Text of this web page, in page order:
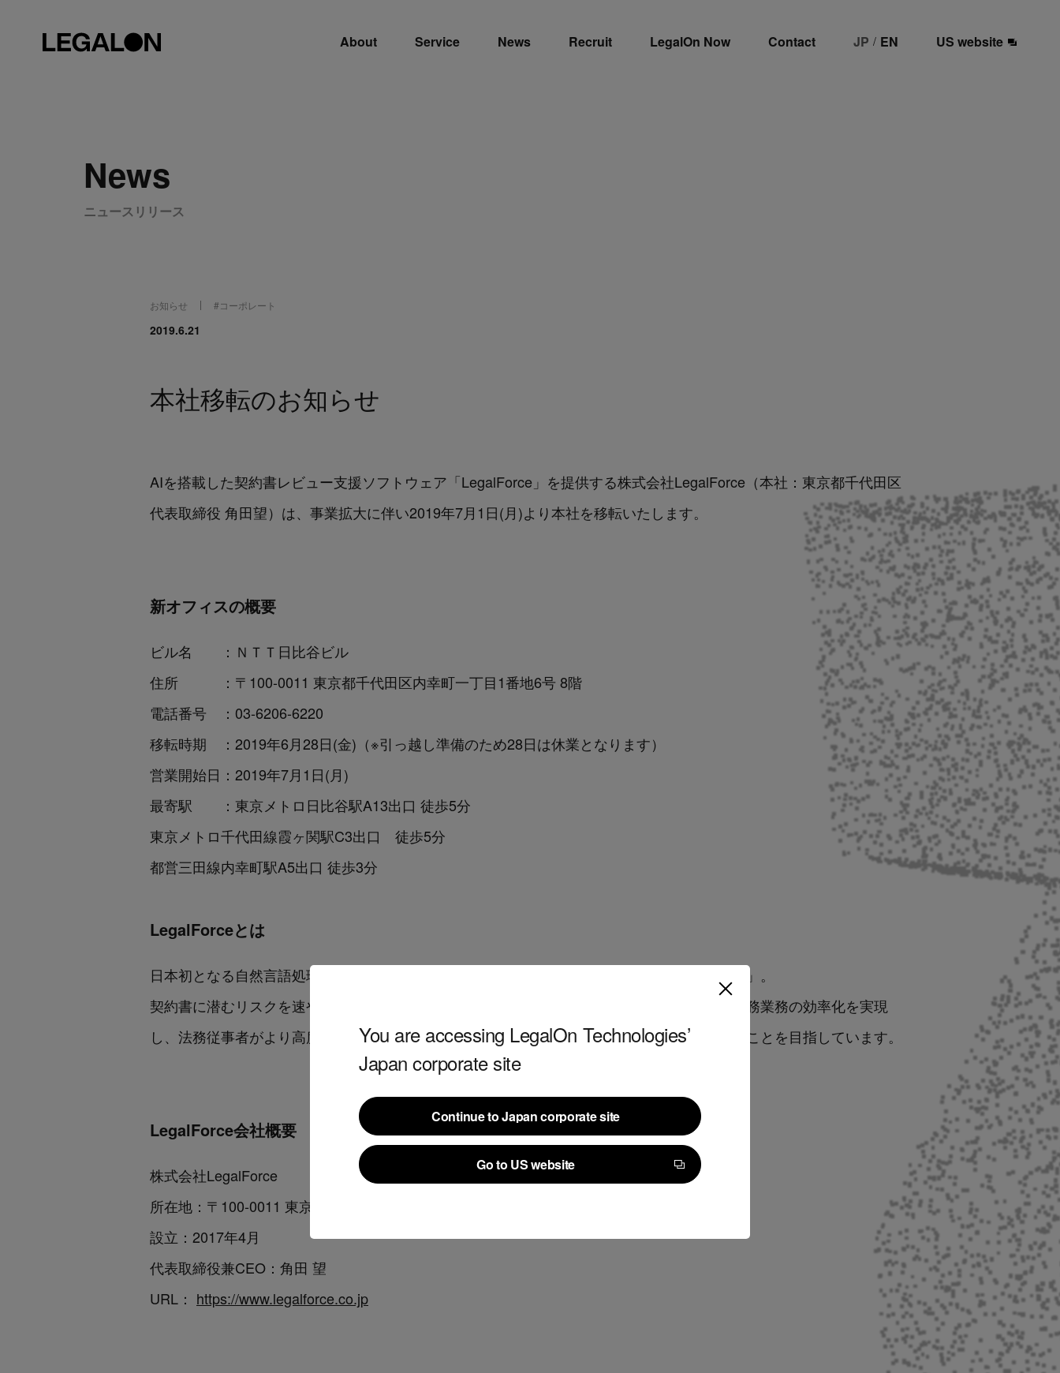
About Service News Recruit LegalOn Now Contact JP / EN US website
You are accessing LegalOn Technologies’
Japan corporate site
Continue to Japan corporate site
Continue to Japan corporate site
Go to US website
Go to US website
News
ニュースリリース
お知らせ #コーポレート
2019.6.21
本社移転のお知らせ
AIを搭載した契約書レビュー支援ソフトウェア「LegalForce」を提供する株式会社LegalForce（本社：東京都千代田区
代表取締役 角田望）は、事業拡大に伴い2019年7月1日(月)より本社を移転いたします。
新オフィスの概要
ビル名 ：ＮＴＴ日比谷ビル
住所 ：〒100-0011 東京都千代田区内幸町一丁目1番地6号 8階
電話番号 ：03-6206-6220
移転時期 ：2019年6月28日(金)（※引っ越し準備のため28日は休業となります）
営業開始日：2019年7月1日(月)
最寄駅 ：東京メトロ日比谷駅A13出口 徒歩5分
東京メトロ千代田線霞ヶ関駅C3出口 徒歩5分
都営三田線内幸町駅A5出口 徒歩3分
LegalForceとは
日本初となる自然言語処理を用いたクラウド型契約書レビュー支援ソフトウェア「LegalForce」。
契約書に潜むリスクを速やかに洗い出し、修正条文例のリサーチまでをサポートすることで法務業務の効率化を実現
し、法務従事者がより高度な判断や思考に時間をかけ、法務従事者がその価値を発揮していくことを目指しています。
LegalForce会社概要
株式会社LegalForce
所在地：〒100-0011 東京都千代田区内幸町一丁目1番地6号8階
設立：2017年4月
代表取締役兼CEO：角田 望
URL： https://www.legalforce.co.jp